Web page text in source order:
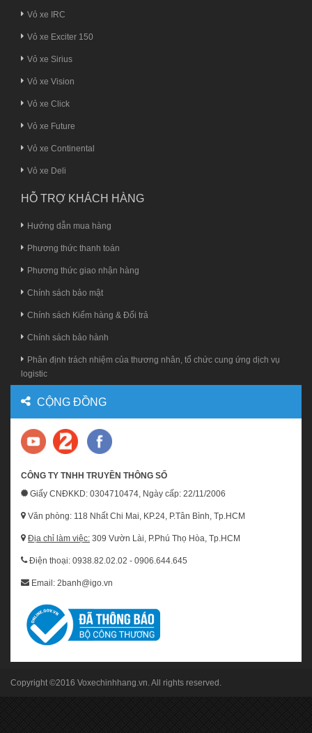
Vỏ xe IRC
Vỏ xe Exciter 150
Vỏ xe Sirius
Vỏ xe Vision
Vỏ xe Click
Vỏ xe Future
Vỏ xe Continental
Vỏ xe Deli
HỖ TRỢ KHÁCH HÀNG
Hướng dẫn mua hàng
Phương thức thanh toán
Phương thức giao nhận hàng
Chính sách bảo mật
Chính sách Kiểm hàng & Đổi trả
Chính sách bảo hành
Phân định trách nhiệm của thương nhân, tổ chức cung ứng dịch vụ
logistic
CỘNG ĐỒNG
CÔNG TY TNHH TRUYỀN THÔNG SỐ
Giấy CNĐKKD: 0304710474, Ngày cấp: 22/11/2006
Văn phòng: 118 Nhất Chi Mai, KP.24, P.Tân Bình, Tp.HCM
Địa chỉ làm việc: 309 Vườn Lài, P.Phú Thọ Hòa, Tp.HCM
Điện thoại: 0938.82.02.02 - 0906.644.645
Email: 2banh@igo.vn
Copyright ©2016 Voxechinhhang.vn. All rights reserved.